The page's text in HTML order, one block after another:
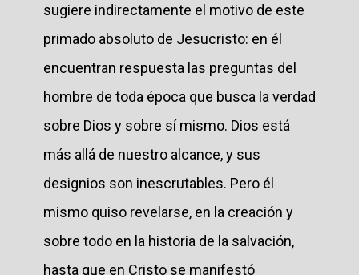
sugiere indirectamente el motivo de este
primado absoluto de Jesucristo: en él
encuentran respuesta las preguntas del
hombre de toda época que busca la verdad
sobre Dios y sobre sí mismo. Dios está
más allá de nuestro alcance, y sus
designios son inescrutables. Pero él
mismo quiso revelarse, en la creación y
sobre todo en la historia de la salvación,
hasta que en Cristo se manifestó